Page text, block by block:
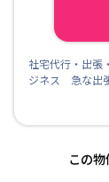
社宅代行・出張
ジネス 急な出
この